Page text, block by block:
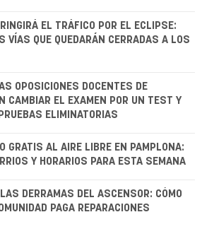
EL TRÁFICO POR EL ECLIPSE:
VÍAS QUE QUEDARÁN CERRADAS A LOS
OPOSICIONES DOCENTES DE
CAMBIAR EL EXAMEN POR UN TEST Y
ELIMINATORIAS
GRATIS AL AIRE LIBRE EN PAMPLONA:
Y HORARIOS PARA ESTA SEMANA
DERRAMAS DEL ASCENSOR: CÓMO
PAGA REPARACIONES